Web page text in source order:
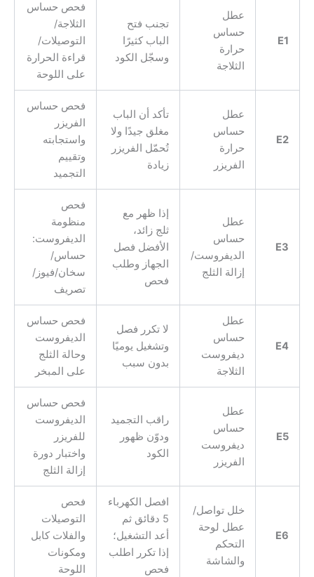
E1
عطل
حساس
حرارة
الثلاجة
تجنب فتح
الباب كثيرًا
وسجّل الكود
فحص حساس
الثلاجة/
التوصيلات/
قراءة الحرارة
على اللوحة
E2
عطل
حساس
حرارة
الفريزر
تأكد أن الباب
مغلق جيدًا ولا
تُحمّل الفريزر
زيادة
فحص حساس
الفريزر
واستجابته
وتقييم
التجميد
E3
عطل
حساس
الديفروست/
إزالة الثلج
إذا ظهر مع
ثلج زائد،
الأفضل فصل
الجهاز وطلب
فحص
فحص
منظومة
الديفروست:
حساس/
سخان/فيوز/
تصريف
E4
عطل
حساس
ديفروست
الثلاجة
لا تكرر فصل
وتشغيل يوميًا
بدون سبب
فحص حساس
الديفروست
وحالة الثلج
على المبخر
E5
عطل
حساس
ديفروست
الفريزر
راقب التجميد
ودوّن ظهور
الكود
فحص حساس
الديفروست
للفريزر
واختبار دورة
إزالة الثلج
E6
خلل تواصل/
عطل لوحة
التحكم
والشاشة
افصل الكهرباء
5 دقائق ثم
أعد التشغيل؛
إذا تكرر اطلب
فحص
فحص
التوصيلات
والفلات كابل
ومكونات
اللوحة